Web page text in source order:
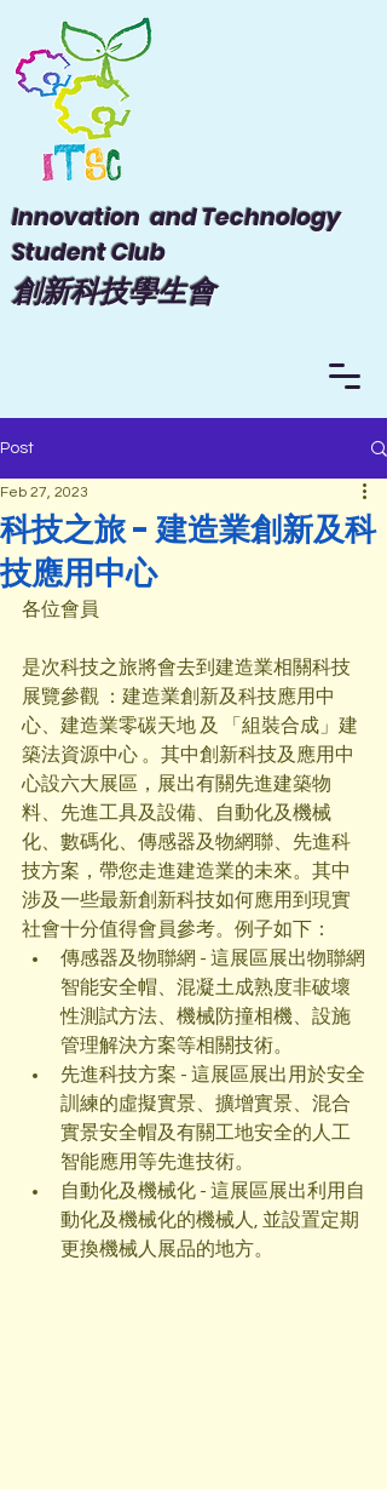
Innovation and Technology
Student Club
​創新科技學生會
Post
科技之旅 - 建造業創新及科
技應用中心
Feb 27, 2023
各位會員
是次科技之旅將會去到建造業相關科技
展覽參觀 ：建造業創新及科技應用中
心、建造業零碳天地 及 「組裝合成」建
築法資源中心 。其中創新科技及應用中
心設六大展區，展出有關先進建築物
料、先進工具及設備、自動化及機械
化、數碼化、傳感器及物網聯、先進科
技方案，帶您走進建造業的未來。其中
涉及一些最新創新科技如何應用到現實
社會十分值得會員參考。例子如下：
傳感器及物聯網 - 這展區展出物聯網
智能安全帽、混凝土成熟度非破壞
性測試方法、機械防撞相機、設施
管理解決方案等相關技術。
先進科技方案 - 這展區展出用於安全
訓練的虛擬實景、擴增實景、混合
實景安全帽及有關工地安全的人工
智能應用等先進技術。
自動化及機械化 - 這展區展出利用自
動化及機械化的機械人, 並設置定期
更換機械人展品的地方。